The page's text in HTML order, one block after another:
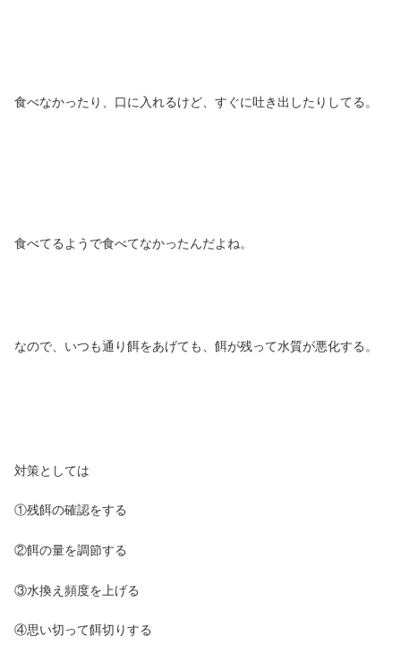
食べなかったり、口に入れるけど、すぐに吐き出したりしてる。
食べてるようで食べてなかったんだよね。
なので、いつも通り餌をあげても、餌が残って水質が悪化する。
対策としては
①残餌の確認をする
②餌の量を調節する
③水換え頻度を上げる
④思い切って餌切りする